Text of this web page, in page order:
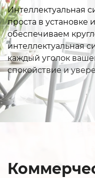
Интеллектуальная
проста в установке
обеспечиваем
интеллектуальная
каждый уголок
спокойствие и